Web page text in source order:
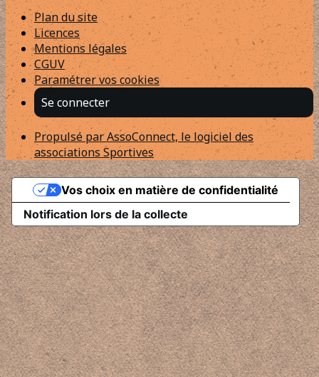
Plan du site
Licences
Mentions légales
CGUV
Paramétrer vos cookies
Se connecter
Propulsé par AssoConnect, le logiciel des
associations Sportives
Notification lors de la collecte
Vos choix en matière de confidentialité